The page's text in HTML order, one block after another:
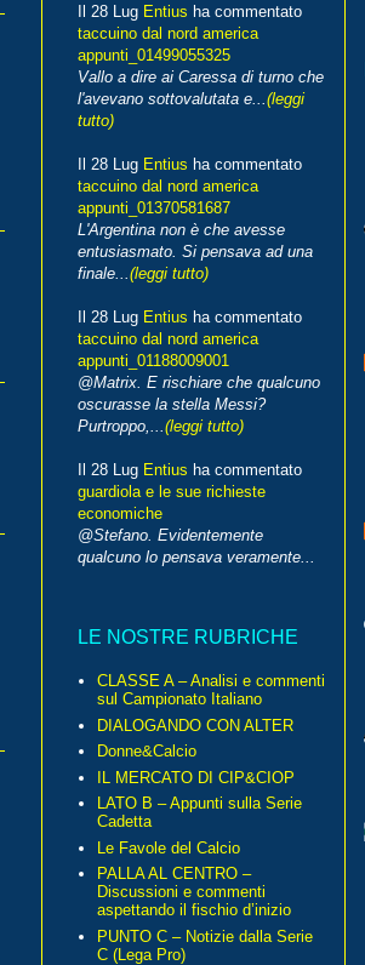
Il 28 Lug Entius ha commentato
taccuino dal nord america
appunti_01499055325
Vallo a dire ai Caressa di turno che
l'avevano sottovalutata e... (leggi
tutto)
Il 28 Lug Entius ha commentato
taccuino dal nord america
appunti_01370581687
L'Argentina non è che avesse
entusiasmato. Si pensava ad una
finale... (leggi tutto)
Il 28 Lug Entius ha commentato
taccuino dal nord america
appunti_01188009001
@Matrix. E rischiare che qualcuno
oscurasse la stella Messi?
Purtroppo,... (leggi tutto)
Il 28 Lug Entius ha commentato
guardiola e le sue richieste
economiche
@Stefano. Evidentemente
qualcuno lo pensava veramente...
LE NOSTRE RUBRICHE
CLASSE A – Analisi e commenti
sul Campionato Italiano
DIALOGANDO CON ALTER
Donne&Calcio
IL MERCATO DI CIP&CIOP
LATO B – Appunti sulla Serie
Cadetta
Le Favole del Calcio
PALLA AL CENTRO –
Discussioni e commenti
aspettando il fischio d’inizio
PUNTO C – Notizie dalla Serie
C (Lega Pro)